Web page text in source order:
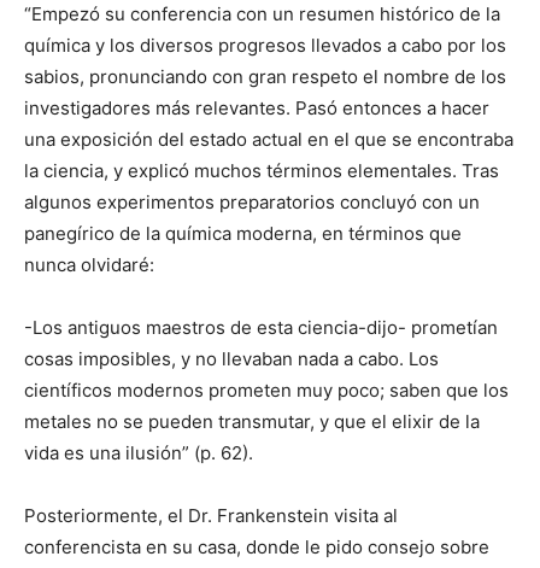
“Empezó su conferencia con un resumen histórico de la
química y los diversos progresos llevados a cabo por los
sabios, pronunciando con gran respeto el nombre de los
investigadores más relevantes. Pasó entonces a hacer
una exposición del estado actual en el que se encontraba
la ciencia, y explicó muchos términos elementales. Tras
algunos experimentos preparatorios concluyó con un
panegírico de la química moderna, en términos que
nunca olvidaré:
-Los antiguos maestros de esta ciencia-dijo- prometían
cosas imposibles, y no llevaban nada a cabo. Los
científicos modernos prometen muy poco; saben que los
metales no se pueden transmutar, y que el elixir de la
vida es una ilusión” (p. 62).
Posteriormente, el Dr. Frankenstein visita al
conferencista en su casa, donde le pido consejo sobre